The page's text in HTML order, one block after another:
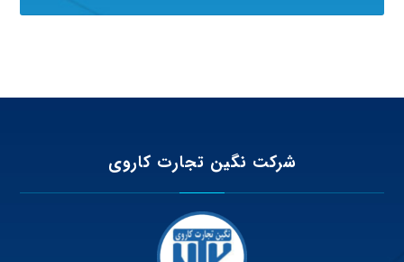
شرکت نگین تجارت کاروی